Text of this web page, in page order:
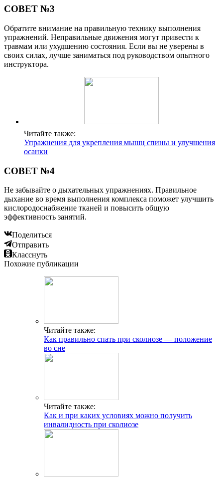
СОВЕТ №3
Обратите внимание на правильную технику выполнения
упражнений. Неправильные движения могут привести к
травмам или ухудшению состояния. Если вы не уверены в
своих силах, лучше заниматься под руководством опытного
инструктора.
Читайте также:
Упражнения для укрепления мышц спины и улучшения
осанки
СОВЕТ №4
Не забывайте о дыхательных упражнениях. Правильное
дыхание во время выполнения комплекса поможет улучшить
кислородоснабжение тканей и повысить общую
эффективность занятий.
Поделиться
Отправить
Класснуть
Похожие публикации
Читайте также:
Как правильно спать при сколиозе — положение
во сне
Читайте также:
Как и при каких условиях можно получить
инвалидность при сколиозе